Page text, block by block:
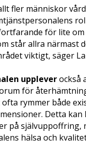
fler människor
för lite
står allra närmast
viktigt, säger
uppleverockså
för
rymmer både
Detta kan
på självuppoffring,
hälsa och